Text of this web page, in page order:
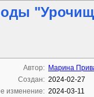
Автор: Марина
Создан: 2024-02-27
изменение: 2024-03-11